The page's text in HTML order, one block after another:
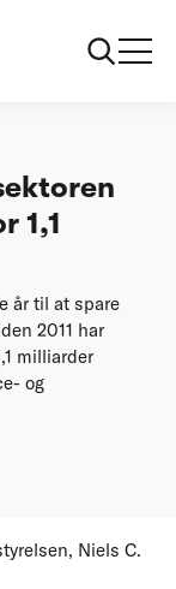
1,1
år til at spare
2011 har
milliarder
og
Niels C.